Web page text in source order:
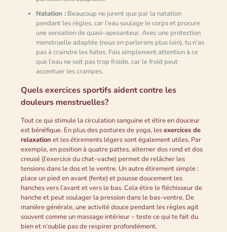
Natation :Beaucoup ne jurent que par la natation
pendant les règles, car l’eau soulage le corps et procure
une sensation de quasi-apesanteur. Avec une protection
menstruelle adaptée (nous en parlerons plus loin), tu n’as
pas à craindre les fuites. Fais simplement attention à ce
que l’eau ne soit pas trop froide, car le froid peut
accentuer les crampes.
Quels exercices sportifs aident contre les
douleurs menstruelles?
Tout ce qui stimule la circulation sanguine et étire en douceur
est bénéfique. En plus des postures de yoga, lesexercices de
relaxation et les étirements légers sont également utiles. Par
exemple, en position à quatre pattes, alterner dos rond et dos
creusé (l’exercice du chat-vache) permet de relâcher les
tensions dans le dos et le ventre. Un autre étirement simple :
place un pied en avant (fente) et pousse doucement les
hanches vers l’avant et vers le bas. Cela étire le fléchisseur de
hanche et peut soulager la pression dans le bas-ventre. De
manière générale, une activité douce pendant les règles agit
souvent comme un massage intérieur – teste ce qui te fait du
bien et n’oublie pas de respirer profondément.